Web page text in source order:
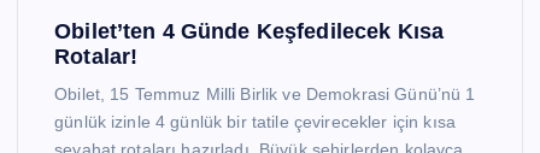
Obilet’ten 4 Günde Keşfedilecek Kısa
Rotalar!
Obilet, 15 Temmuz Milli Birlik ve Demokrasi Günü’nü 1
günlük izinle 4 günlük bir tatile çevirecekler için kısa